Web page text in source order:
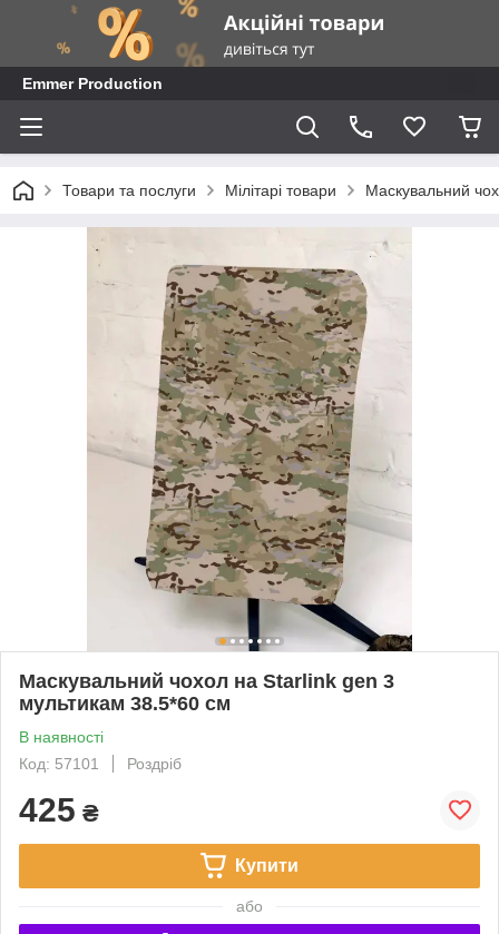
Emmer Production
Товари та послуги Мілітарі товари Маскувальний
Маскувальний чохол на Starlink gen 3
мультикам 38.5*60 см
В наявності
Код: 57101
Роздріб
425 ₴
Купити
або